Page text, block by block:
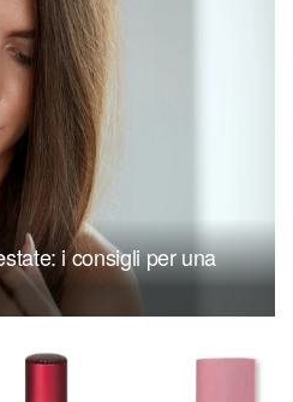
i consigli per una